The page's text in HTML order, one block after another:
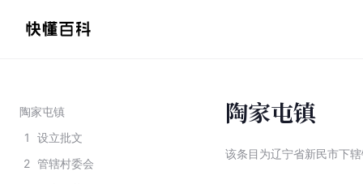
陶家屯镇
1
设立批文
2 管辖村委会
陶家屯镇
该条目为辽宁省新民市下